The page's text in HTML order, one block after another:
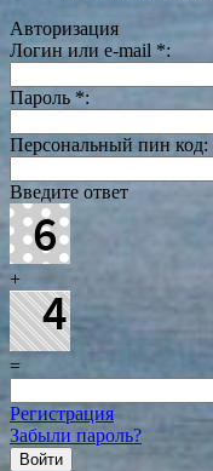
Авторизация
Логин или e-mail *:
Пароль *:
Персональный пин код:
Введите ответ
+
=
Регистрация
Забыли пароль?